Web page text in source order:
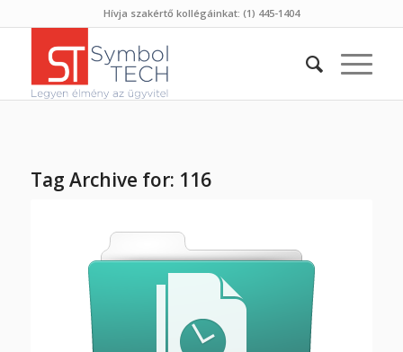
Hívja szakértő kollégáinkat: (1) 445-1404
Tag Archive for: 116